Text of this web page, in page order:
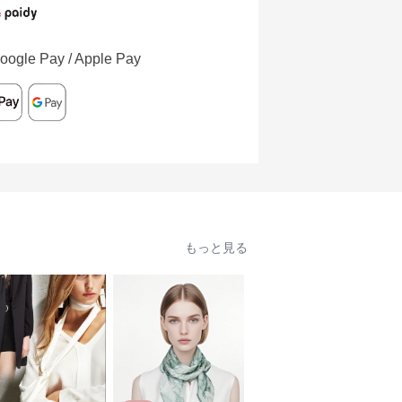
Pay / Apple Pay
もっと見る